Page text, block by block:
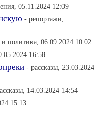
05.11.2024 12:09
- репортажи,
политика, 06.09.2024 10:02
16:58
- рассказы, 23.03.2024
14.03.2024 14:54
15:13